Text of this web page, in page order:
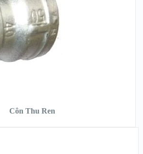
XEM CHI TIẾT
Côn Thu Ren